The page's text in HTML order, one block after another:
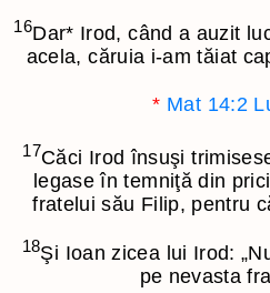
16Dar* Irod, când a auzit
acela, căruia i-am tăiat
* Mat 14:2
17Căci Irod însuşi
legase în temniţă din
fratelui său Filip, pentru
18Şi Ioan zicea lui Irod:
pe nevasta